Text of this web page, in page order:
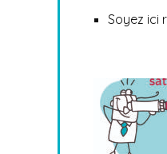
Soyez ici